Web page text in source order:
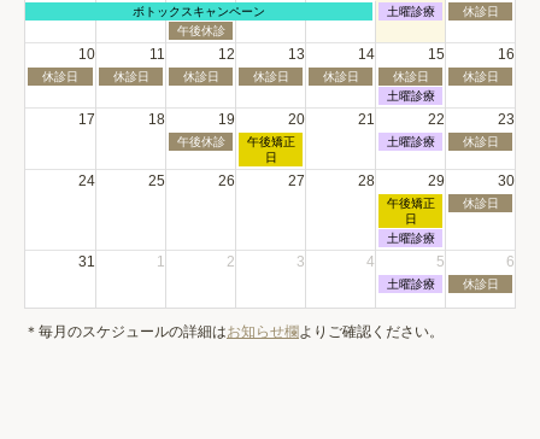
月
6th
2026
8
1st
8
2nd
月
日,
月
6th
2026
ボトックスキャンペーン
土
日,
月
8th
2026
土曜診療
日
日,
月
9th
2026
休診日
水
曜
5th
午後休診
10 11 12 13 14 15 16
月
日,
2026
休診日
火
日,
2026
休診日
水
日,
月
12th
2026
休診日
木
日,
月
13th
2026
休診日
金
日,
2026
休診日
土
曜
日,
月
15th
2026
休診日
日
日,
月
16th
2026
休診日
土
曜
8
15th
土曜診療
17 18 19 20 21 22 23
水
日,
午後休診
木
日,
午後矯正
日
土
日,
月
22nd
2026
土曜診療
日
日,
月
休診日
24 25 26 27 28 29 30
土
日,
8
29th
2026
午後矯正
日
日
8
30th
2026
休診日
土
曜
8
2026
土曜診療
31 1 2 3 4 5 6
土
9
土曜診療
日
休診日
＊毎月のスケジュールの詳細はお知らせ欄よりご確認ください。